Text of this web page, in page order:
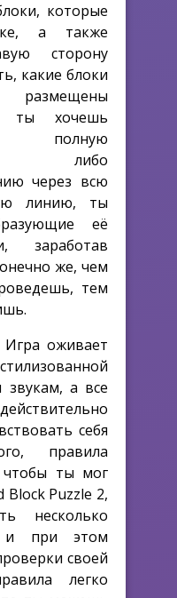
которые
а также
сторону
какие блоки
ты хочешь
полную
либо
через всю
линию, ты
её
заработав
же, чем
тем
оживает
а все
себя
правила
чтобы ты мог
Block Puzzle 2,
несколько
и при этом
своей
легко